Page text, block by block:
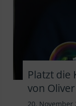
Platzt die
von
20. November